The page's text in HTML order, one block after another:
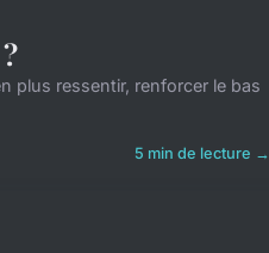
plus ressentir, renforcer le bas
5 min de lecture →